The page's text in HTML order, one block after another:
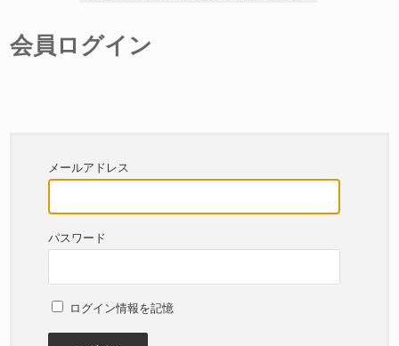
会員ログイン
メールアドレス
パスワード
ログイン情報を記憶